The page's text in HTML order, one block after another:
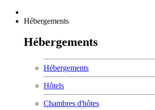
Hébergements
Hébergements
Hébergements
Hôtels
Chambres d'hôtes